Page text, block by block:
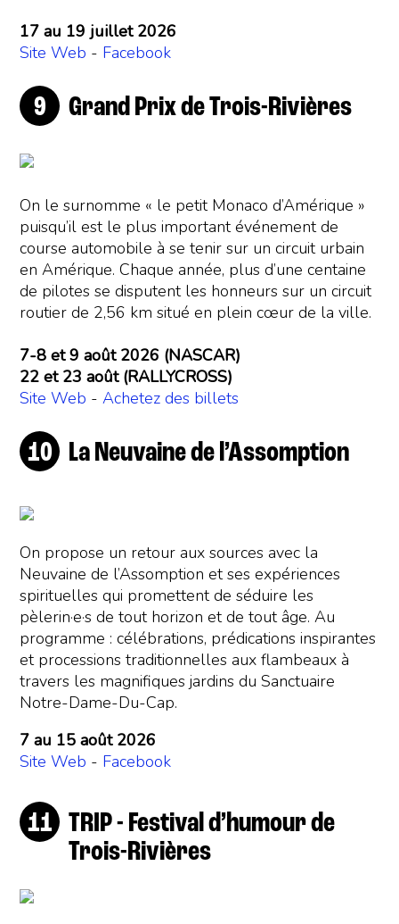
17 au 19 juillet 2026
Site Web - Facebook
Grand Prix de Trois-Rivières
On le surnomme « le petit Monaco d’Amérique »
puisqu’il est le plus important événement de
course automobile à se tenir sur un circuit urbain
en Amérique. Chaque année, plus d’une centaine
de pilotes se disputent les honneurs sur un circuit
routier de 2,56 km situé en plein cœur de la ville.
7-8 et 9 août 2026 (NASCAR)
22 et 23 août (RALLYCROSS)
Site Web -Achetez des billets
La Neuvaine de l’Assomption
On propose un retour aux sources avec la
Neuvaine de l’Assomption et ses expériences
spirituelles qui promettent de séduire les
pèlerin·e·s de tout horizon et de tout âge. Au
programme : célébrations, prédications inspirantes
et processions traditionnelles aux flambeaux à
travers les magnifiques jardins du Sanctuaire
Notre-Dame-Du-Cap.
7 au 15 août 2026
Site Web - Facebook
TRIP - Festival d’humour de
Trois-Rivières